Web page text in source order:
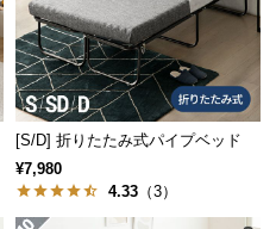
[S/D] 折りたたみ式パイプベッド
¥7,980
4.33 （3）